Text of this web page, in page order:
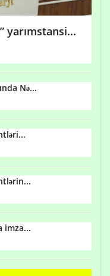
yarımstansi...
Nə...
imza...